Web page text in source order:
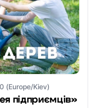
(Europe/Kiev)
підприємців»